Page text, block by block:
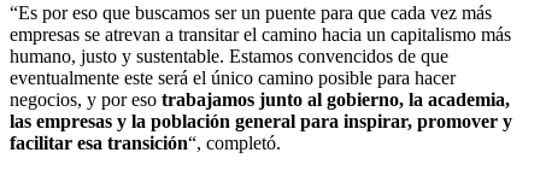
“Es por eso que buscamos ser un puente para que cada vez más
empresas se atrevan a transitar el camino hacia un capitalismo más
humano, justo y sustentable. Estamos convencidos de que
eventualmente este será el único camino posible para hacer
negocios, y por eso trabajamos junto al gobierno, la academia,
las empresas y la población general para inspirar, promover y
facilitar esa transición“, completó.